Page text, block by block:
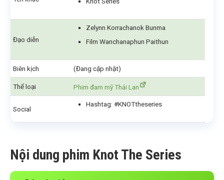
Đạo diễn
Zelynn Korrachanok Bunma
Film Wanchanaphun Paithun
Biên kịch (Đang cập nhật)
Thể loại Phim đam mỹ Thái Lan
Social
Hashtag: #KNOTtheseries
Nội dung phim Knot The Series